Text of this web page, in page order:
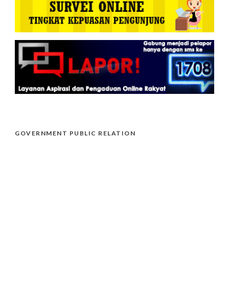
GOVERNMENT PUBLIC RELATION